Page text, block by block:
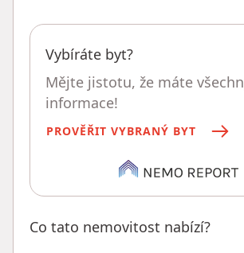
Vybíráte byt?
Mějte jistotu, že máte
informace!
PROVĚŘIT VYBRANÝ BYT
Co tato nemovitost nabízí?